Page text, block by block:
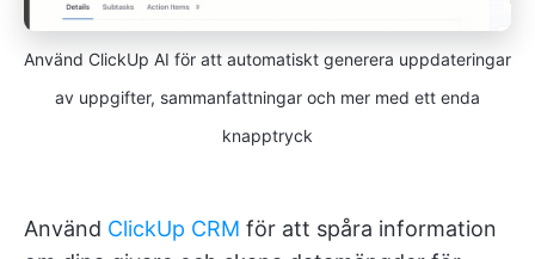
Använd ClickUp AI för att automatiskt generera uppdateringar
av uppgifter, sammanfattningar och mer med ett enda
knapptryck
Använd ClickUp CRM för att spåra information